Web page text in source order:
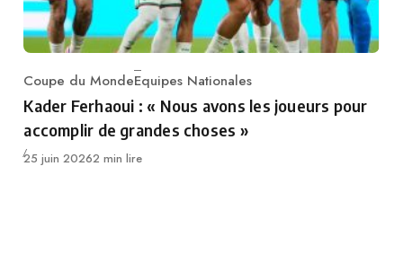
Category
Coupe du MondeEquipes Nationales
Kader Ferhaoui : « Nous avons les joueurs pour
accomplir de grandes choses »
Publié
25 juin 20262 min lire